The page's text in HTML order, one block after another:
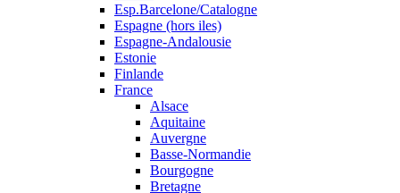
Esp.Barcelone/Catalogne
Espagne (hors iles)
Espagne-Andalousie
Estonie
Finlande
France
Alsace
Aquitaine
Auvergne
Basse-Normandie
Bourgogne
Bretagne